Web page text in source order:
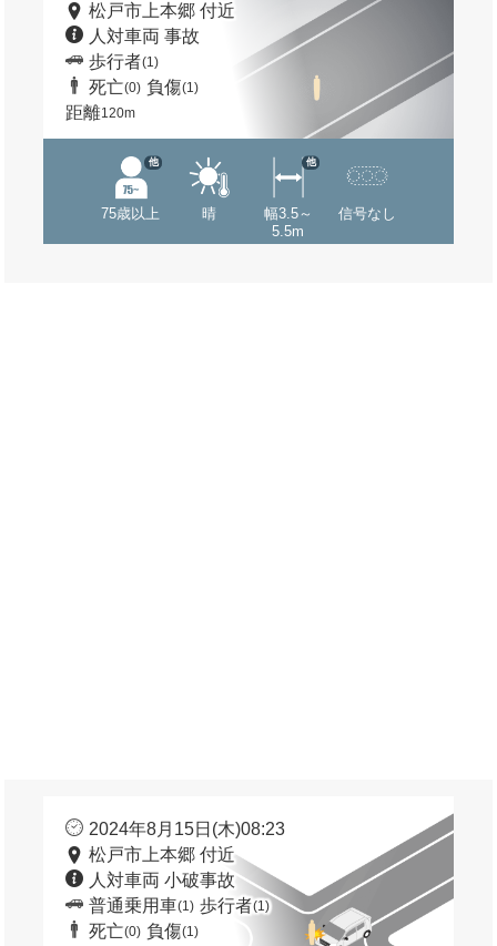
松戸市上本郷 付近
人対車両 事故
歩行者(1)
死亡(0) 負傷(1)
距離120m
75歳以上
他
晴
幅3.5～
5.5m
他
信号なし
2024年8月15日(木)08:23
松戸市上本郷 付近
人対車両 小破事故
普通乗用車(1) 歩行者(1)
死亡(0) 負傷(1)